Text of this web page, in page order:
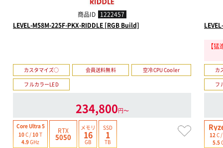
商品ID 1222457
LEVEL-M58M-225F-PKX-RIDDLE [RGB Build]
カスタマイズ○ 会員送料無料
空冷CPU Cooler
フルカラーLED
234,800円〜
Core Ultra 5
10C / 10T
4.9GHz
RTX
5050
メモリ
16
GB
SSD
1
TB
【
カ
フ
12C /
5.5